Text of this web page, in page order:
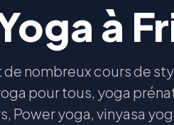
à
nombreux cours de
pour tous, yoga
Power yoga, vinyasa